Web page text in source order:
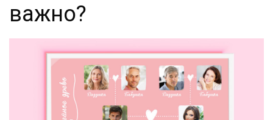
важно?